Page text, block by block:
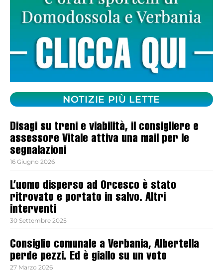
NOTIZIE PIÙ LETTE
Disagi su treni e viabilità, il consigliere e
assessore Vitale attiva una mail per le
segnalazioni
16 Giugno 2026
L’uomo disperso ad Orcesco è stato
ritrovato e portato in salvo. Altri
interventi
30 Settembre 2025
Consiglio comunale a Verbania, Albertella
perde pezzi. Ed è giallo su un voto
27 Marzo 2026